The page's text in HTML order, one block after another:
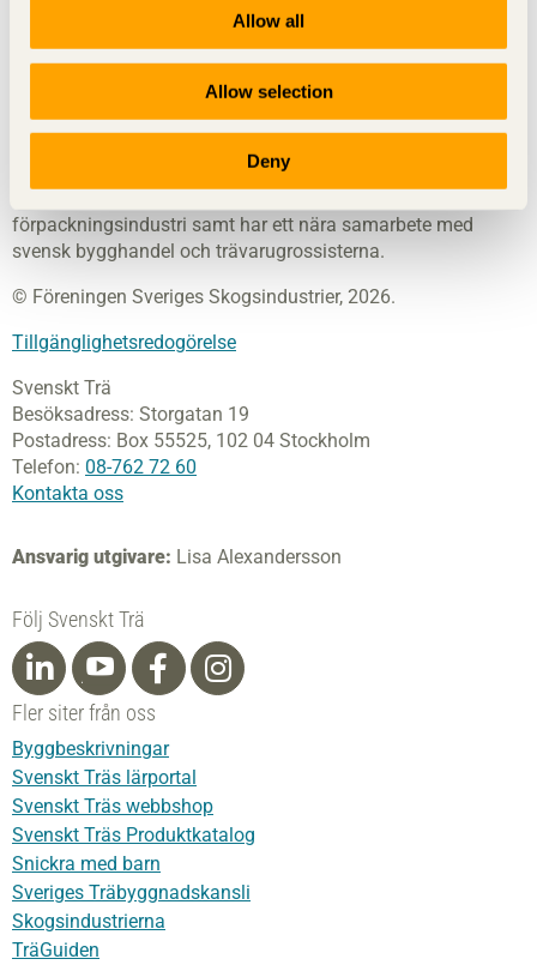
Allow all
Allow selection
Deny
sprider kunskap om trä, träprodukter och
träbyggande för att främja ett hållbart samhälle och en
utbilda och driva teknisk utveckling.
del av branschorganisationen Skogsindustrierna. Svenskt
förpackningsindustri samt har ett nära samarbete med
svensk bygghandel och trävarugrossisterna.
© Föreningen Sveriges Skogsindustrier, 2026.
Tillgänglighetsredogörelse
Svenskt Trä
Besöksadress: Storgatan 19
Postadress: Box 55525, 102 04 Stockholm
Telefon: 08-762 72 60
Kontakta oss
Ansvarig utgivare: Lisa Alexandersson
Följ Svenskt Trä
Fler siter från oss
Byggbeskrivningar
Svenskt Träs lärportal
Svenskt Träs webbshop
Svenskt Träs Produktkatalog
Snickra med barn
Sveriges Träbyggnadskansli
Skogsindustrierna
TräGuiden